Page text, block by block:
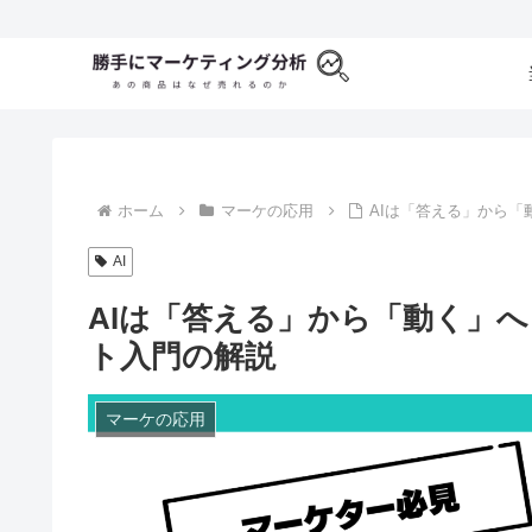
ホーム マーケの応用 AIは「答える」から「
AI
AIは「答える」から「動く」
ト入門の解説
マーケの応用